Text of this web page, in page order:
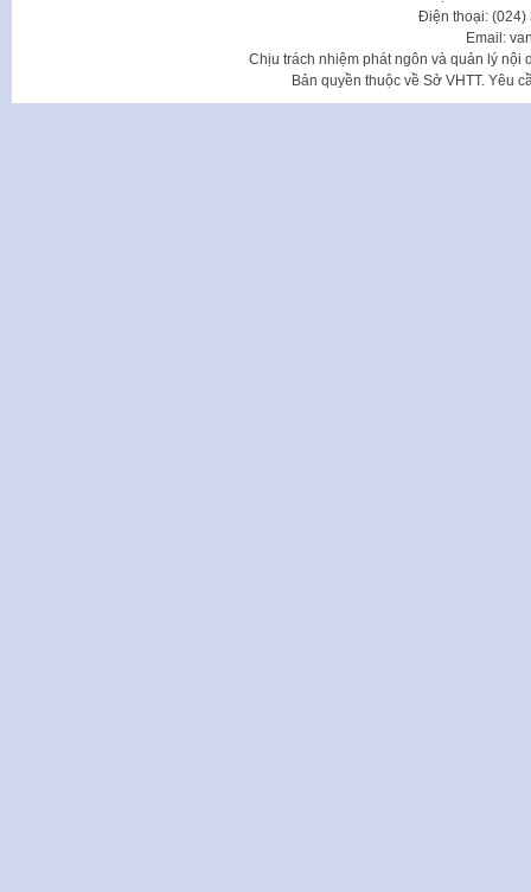
Điện thoại: (024)
Email:
Chịu trách nhiệm phát ngôn và quản lý nội
Bản quyền thuộc về Sở VHTT. Yêu